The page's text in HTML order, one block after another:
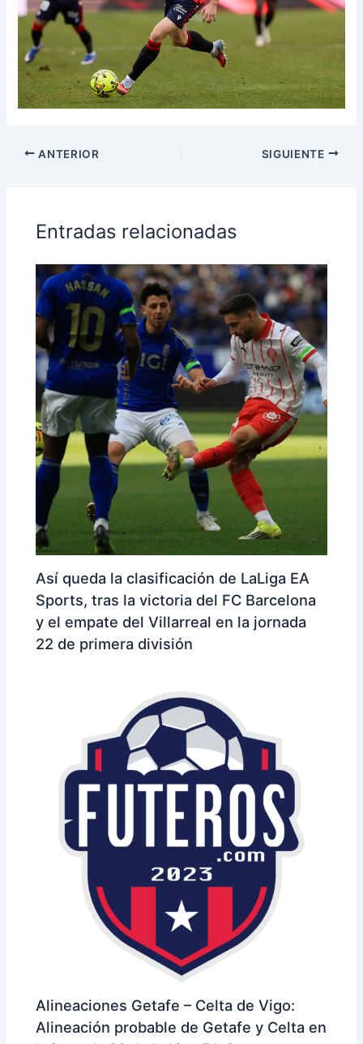
ANTERIOR SIGUIENTE
Entradas relacionadas
Así queda la clasificación de LaLiga EA
Sports, tras la victoria del FC Barcelona
y el empate del Villarreal en la jornada
22 de primera división
Alineaciones Getafe – Celta de Vigo:
Alineación probable de Getafe y Celta en